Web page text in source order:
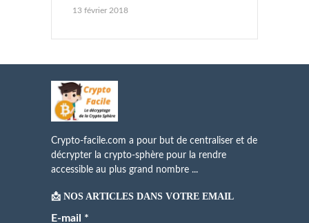
13 février 2018
Crypto-facile.com a pour but de centraliser et de
décrypter la crypto-sphère pour la rendre
accessible au plus grand nombre ...
📩 NOS ARTICLES DANS VOTRE EMAIL
E-mail *